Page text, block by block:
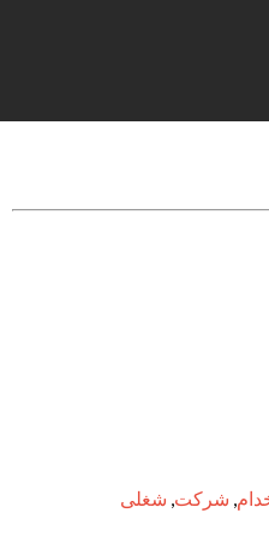
, شرکت, شغلی